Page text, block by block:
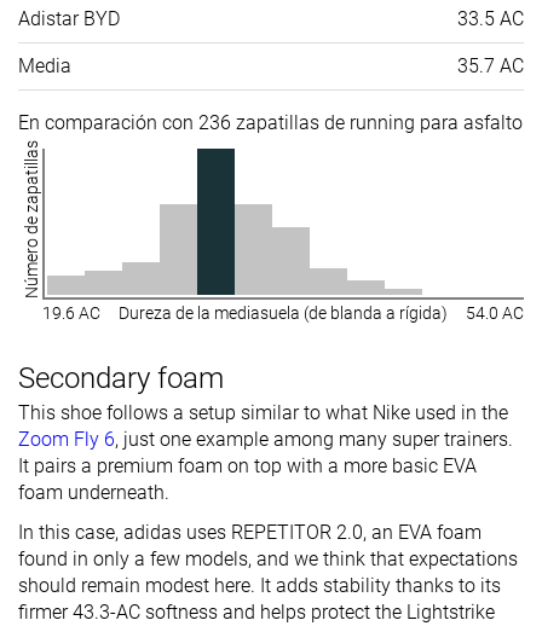
Adistar BYD 33.5 AC
Media 35.7 AC
En comparación con 236 zapatillas de running para asfalto
Número de zapatillas
19.6 AC Dureza de la mediasuela (de blanda a rígida) 54.0 AC
Secondary foam
This shoe follows a setup similar to what Nike used in the
Zoom Fly 6, just one example among many super trainers.
It pairs a premium foam on top with a more basic EVA
foam underneath.
In this case, adidas uses REPETITOR 2.0, an EVA foam
found in only a few models, and we think that expectations
should remain modest here. It adds stability thanks to its
firmer 43.3-AC softness and helps protect the Lightstrike